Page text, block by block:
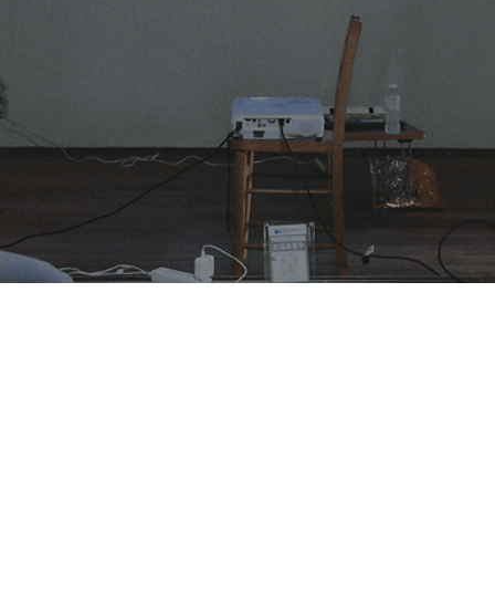
​プライバシーポリシー
© 2026 株式会社HONE